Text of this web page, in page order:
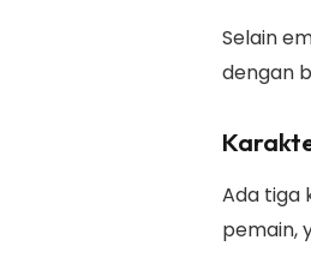
Selain
dengan
Ada tiga
pemain,